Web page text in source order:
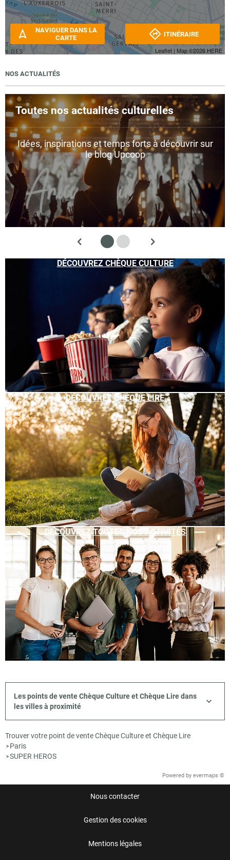
Leaflet | Map ©2026HERE
NAVIGUER DANS LA
CARTE
ITINÉRAIRE
NOS ACTUALITÉS
Toutes nos actualités culturelles
Idées, inspirations et temps forts à découvrir sur
le blog Upcoop
DÉCOUVREZ CHÈQUE CULTURE
DÉCOUVREZ CHÈQUE LIRE
DÉCOUVREZ TOUTES NOS ACTIVITÉS
Les points de vente Chèque Culture et Chèque Lire dans
les villes à proximité
Trouver votre point de vente Chèque Culture et Chèque Lire
> Paris
>SUPER HEROS
Powered by evermaps ©
Nous contacter
Gestion des cookies
Mentions légales